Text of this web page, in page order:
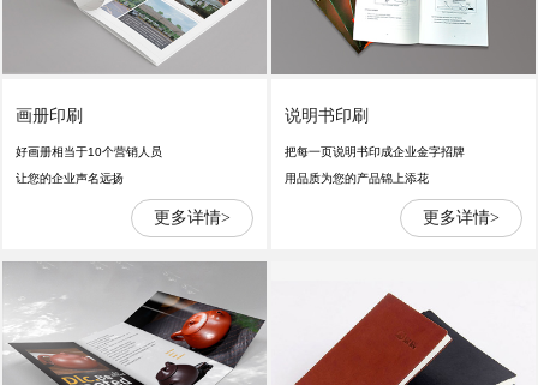
画册印刷
好画册相当于10个营销人员
让您的企业声名远扬
更多详情>
说明书印刷
把每一页说明书印成企业金字招牌
用品质为您的产品锦上添花
更多详情>